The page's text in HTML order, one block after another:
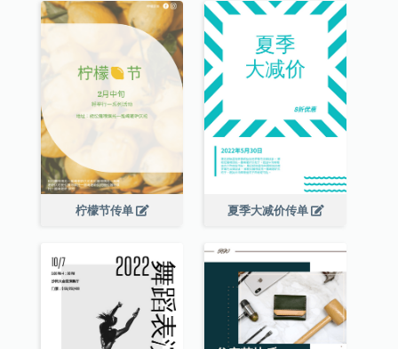
柠檬节传单 夏季大减价传单